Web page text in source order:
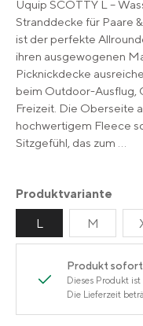
Uquip SCOTTY L –
Stranddecke für Paare
ist der perfekte
ihren ausgewogenen
Picknickdecke
beim Outdoor-Ausflug,
Freizeit. Die Oberseite
hochwertigem Fleece
Sitzgefühl, das zum
Produktvariante
L
M
Produkt
Dieses Produkt
Die Lieferzeit